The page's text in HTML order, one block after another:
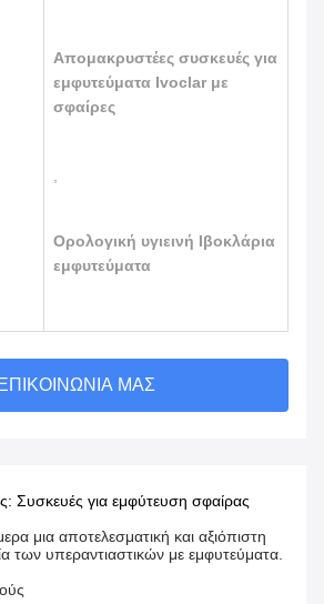
Απομακρυστέες συσκευές για
εμφυτεύματα Ivoclar με
σφαίρες
Ορολογική υγιεινή Ιβοκλάρια
εμφυτεύματα
ΕΠΙΚΟΙΝΩΝΊΑ ΜΑΣ
Συσκευές για εμφύτευση σφαίρας
μια αποτελεσματική και αξιόπιστη
των υπεραντιαστικών με εμφυτεύματα.